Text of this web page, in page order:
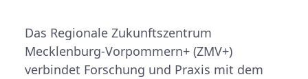
Das Regionale Zukunftszentrum
Mecklenburg-Vorpommern+ (ZMV+)
verbindet Forschung und Praxis mit dem